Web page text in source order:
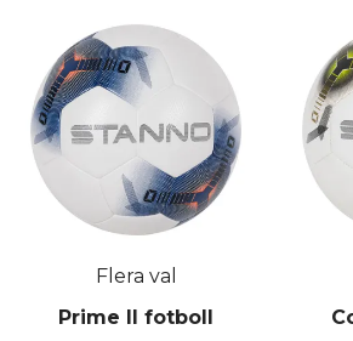
Flera val
Prime II fotboll